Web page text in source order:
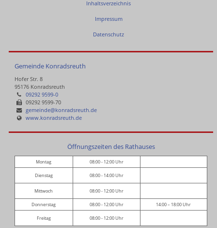
Inhaltsverzeichnis
Impressum
Datenschutz
Gemeinde Konradsreuth
Hofer Str. 8
95176 Konradsreuth
09292 9599-0
09292 9599-70
gemeinde@konradsreuth.de
www.konradsreuth.de
Öffnungszeiten des Rathauses
Montag 08:00 - 12:00 Uhr
Dienstag 08:00 - 14:00 Uhr
Mittwoch 08:00 - 12:00 Uhr
Donnerstag 08:00 - 12:00 Uhr 14:00 – 18:00 Uhr
Freitag 08:00 - 12:00 Uhr